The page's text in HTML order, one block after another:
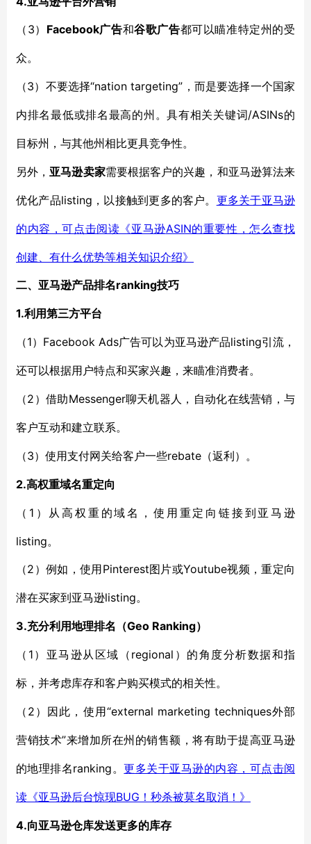
（ 3） Facebook广告和谷歌广告都可以瞄准特定州 的受
众。
（3）不要选择“nation targeting” ，而是要选择一个国家
内排名最低或排名最高的州。具有相关关键词/ASINs的
目标州，与其他州相比更具竞争性。
另外， 亚马逊卖家需要根据客户的兴趣 ， 和亚马逊算法来
优化产品listing ，以接触到更多的客户。 更多关于亚马逊
的内容，可点击阅读《亚马逊ASIN的重要性，怎么查找
创建、有什么优势等相关知识介绍》
二、亚马逊产品排名ranking技巧
1.利用第三方平台
（1）Facebook Ads广告可以为亚马逊产品listing引流，
还可以根据用户特点和买家兴趣， 来瞄准消费者。
（2） 借助Messenger聊天机器人 ， 自动化在线营销 ，与
客户互动和建立联系。
（3）使用支付网关给客户一些rebate（返利）。
2.高权重域名重定向
（ 1） 从高权重的域名，使用 重定向 链接到亚马逊
listing。
（2）例如，使用Pinterest图片或Youtube视频，重定向
潜在买家到亚马逊listing。
3.充分利用地理排名 （Geo Ranking）
（ 1）亚马逊从区域 （ regional） 的角度分析数据和指
标 ，并考虑库存和客户购买模式的相关性。
（ 2） 因此，使用 “external marketing techniques外部
营销技术”来增加所在州的销售额 ， 将有助于提高亚马逊
的地理排名ranking 。更多关于亚马逊的内容，可点击阅
读《亚马逊后台惊现BUG！秒杀被莫名取消！》
4.向亚马逊仓库发送更多的库存